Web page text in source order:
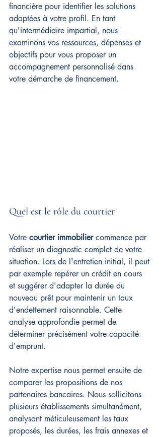
financière pour identifier les solutions
adaptées à votre profil. En tant
qu'intermédiaire impartial, nous
examinons vos ressources, dépenses et
objectifs pour vous proposer un
accompagnement personnalisé dans
votre démarche de financement.
Quel est le rôle du courtier
Votre courtier immobilier commence par
réaliser un diagnostic complet de votre
situation. Lors de l'entretien initial, il peut
par exemple repérer un crédit en cours
et suggérer d'adapter la durée du
nouveau prêt pour maintenir un taux
d'endettement raisonnable. Cette
analyse approfondie permet de
déterminer précisément votre capacité
d'emprunt.
Notre expertise nous permet ensuite de
comparer les propositions de nos
partenaires bancaires. Nous sollicitons
plusieurs établissements simultanément,
analysant méticuleusement les taux
proposés, les durées, les frais annexes et